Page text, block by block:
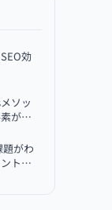
る
意
か
う
効
ソッ
が含
題がわ
トも